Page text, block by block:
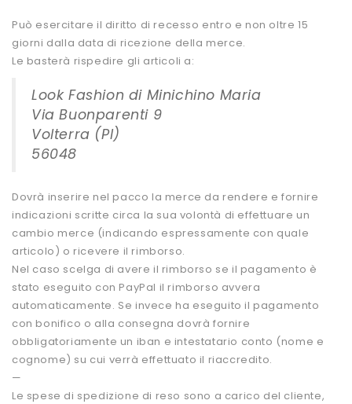
Può esercitare il diritto di recesso entro e non oltre 15
giorni dalla data di ricezione della merce.
Le basterà rispedire gli articoli a:
Look Fashion di Minichino Maria
Via Buonparenti 9
Volterra (PI)
56048
Dovrà inserire nel pacco la merce da rendere e fornire
indicazioni scritte circa la sua volontà di effettuare un
cambio merce (indicando espressamente con quale
articolo) o ricevere il rimborso.
Nel caso scelga di avere il rimborso se il pagamento è
stato eseguito con PayPal il rimborso avvera
automaticamente. Se invece ha eseguito il pagamento
con bonifico o alla consegna dovrà fornire
obbligatoriamente un iban e intestatario conto (nome e
cognome) su cui verrà effettuato il riaccredito.
—
Le spese di spedizione di reso sono a carico del cliente,